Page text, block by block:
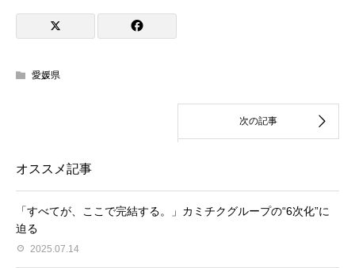
愛媛県
オススメ記事
「すべてが、ここで完結する。」カミチクグループの“6次化”に
迫る
2025.07.14